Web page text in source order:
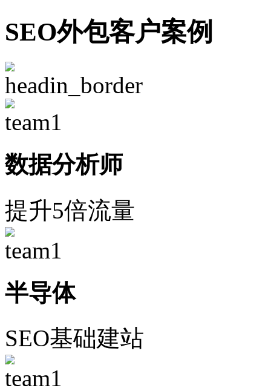
SEO外包客户案例
数据分析师
提升5倍流量
半导体
SEO基础建站